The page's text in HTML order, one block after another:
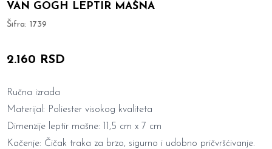
VAN GOGH LEPTIR MAŠNA
Šifra:1739
2.160 RSD
Ručna izrada
Materijal: Poliester visokog kvaliteta
Dimenzije leptir mašne: 11,5 cm x 7 cm
Kačenje: Čičak traka za brzo, sigurno i udobno pričvršćivanje.